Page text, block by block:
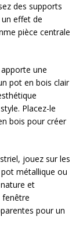
des supports
effet de
pièce centrale
une
pot en bois clair
Placez-le
bois pour créer
jouez sur les
métallique ou
et
fenêtre
pour un